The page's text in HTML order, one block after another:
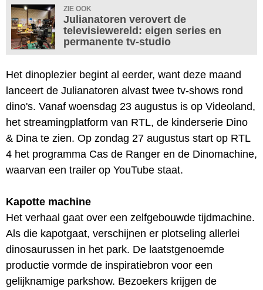
ZIE OOK
Julianatoren verovert de
televisiewereld: eigen series en
permanente tv-studio
Het dinoplezier begint al eerder, want deze maand
lanceert de Julianatoren alvast twee tv-shows rond
dino's. Vanaf woensdag 23 augustus is op Videoland,
het streamingplatform van RTL, de kinderserie Dino
& Dina te zien. Op zondag 27 augustus start op RTL
4 het programma Cas de Ranger en de Dinomachine,
waarvan een trailer op YouTube staat.
Kapotte machine
Het verhaal gaat over een zelfgebouwde tijdmachine.
Als die kapotgaat, verschijnen er plotseling allerlei
dinosaurussen in het park. De laatstgenoemde
productie vormde de inspiratiebron voor een
gelijknamige parkshow. Bezoekers krijgen de